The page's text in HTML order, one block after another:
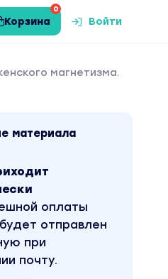
0
Корзина Войти
магнетизма.
материала
оплаты
отправлен
при
почту.